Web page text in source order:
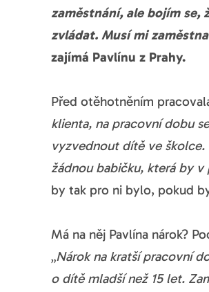
zaměstnání, ale bojím se,
zvládat. Musí mi
zajímá Pavlínu z Prahy.
Před otěhotněním
klienta, na pracovní dobu
vyzvednout dítě ve
žádnou babičku, která by
by tak pro ni bylo, pokud
Má na něj Pavlína nárok?
„Nárok na kratší pracovní
o dítě mladší než 15 let.